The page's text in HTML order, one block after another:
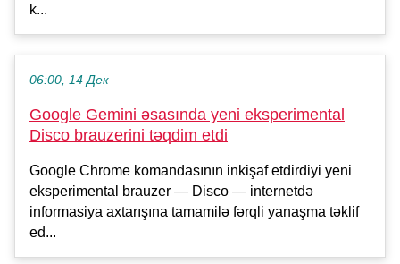
k...
06:00, 14 Дек
Google Gemini əsasında yeni eksperimental
Disco brauzerini təqdim etdi
Google Chrome komandasının inkişaf etdirdiyi yeni
eksperimental brauzer — Disco — internetdə
informasiya axtarışına tamamilə fərqli yanaşma təklif
ed...